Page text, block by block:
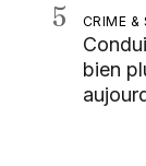
5 CRIME &
bien